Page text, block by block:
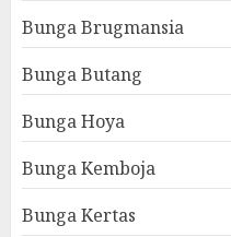
Bunga Brugmansia
Bunga Butang
Bunga Hoya
Bunga Kemboja
Bunga Kertas